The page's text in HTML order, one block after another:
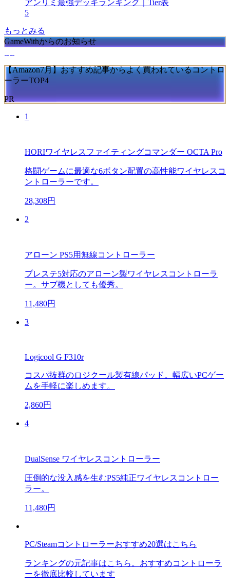
アンリミ最強デッキランキング｜Tier表
5
もっとみる
GameWithからのお知らせ
【Amazon7月】おすすめ記事からよく買われているコントロ
ーラーTOP4
PR
1
HORIワイヤレスファイティングコマンダー OCTA Pro
格闘ゲームに最適な6ボタン配置の高性能ワイヤレスコ
ントローラーです。
28,308円
2
アローン PS5用無線コントローラー
プレステ5対応のアローン製ワイヤレスコントローラ
ー。サブ機としても優秀。
11,480円
3
Logicool G F310r
コスパ抜群のロジクール製有線パッド。幅広いPCゲー
ムを手軽に楽しめます。
2,860円
4
DualSense ワイヤレスコントローラー
圧倒的な没入感を生むPS5純正ワイヤレスコントロー
ラー。
11,480円
PC/Steamコントローラーおすすめ20選はこちら
ランキングの元記事はこちら。おすすめコントローラ
ーを徹底比較しています